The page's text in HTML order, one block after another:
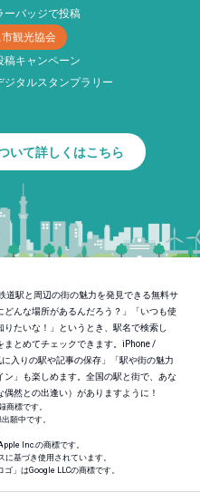
バッジで投稿
観光協会
キャンペーン
タルスタンプラリー
いて詳しくはこちら
道駅と周辺の街の魅力を発見できる無料サ
んな場所があるんだろう？」「いつも使
たいな！」というとき、駅名で検索し
とめてチェックできます。iPhone /
入りの駅や記事の保存」「駅や街の魅力
」も楽しめます。全国の駅と街で、あな
然との出逢い）がありますように！
商標です。
願中です。
Inc.の商標です。
基づき使用されています。
」はGoogle LLCの商標です。